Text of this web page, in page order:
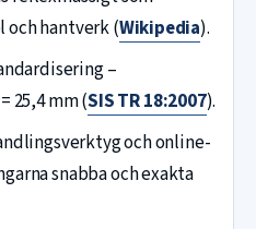
hantverk (Wikipedia).
–
25,4 mm (SIS TR 18:2007).
och online-
snabba och exakta